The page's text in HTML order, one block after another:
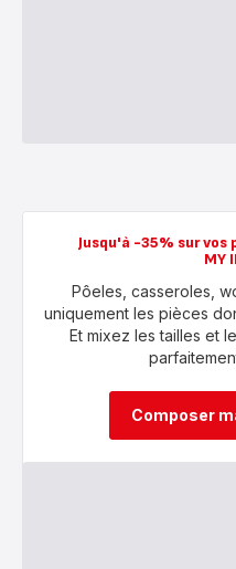
Jusqu'à -35% sur vos
MY
Pôeles, casseroles,
uniquement les pièces
Et mixez les tailles et
Composer